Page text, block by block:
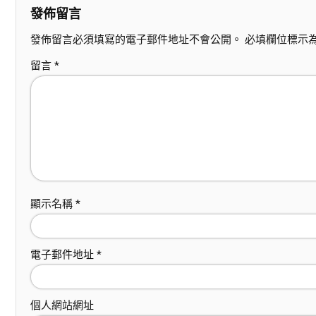
發佈留言
發佈留言必須填寫的電子郵件地址不會公開。 必填欄位標示
留言 *
顯示名稱 *
電子郵件地址 *
個人網站網址